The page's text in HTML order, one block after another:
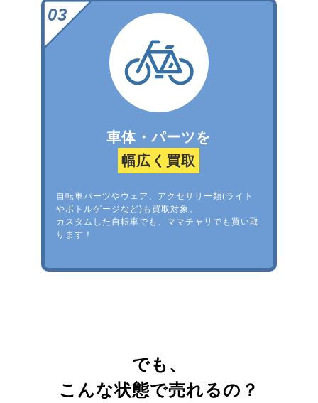
車体・パーツを
幅広く買取
自転車パーツやウェア、アクセサリー類(ライト
やボトルゲージなど)も買取対象。
カスタムした自転車でも、ママチャリでも買い取
ります！
でも、
こんな状態で売れるの？